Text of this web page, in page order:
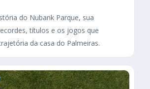
do Nubank Parque, sua
títulos e os jogos que
da casa do Palmeiras.